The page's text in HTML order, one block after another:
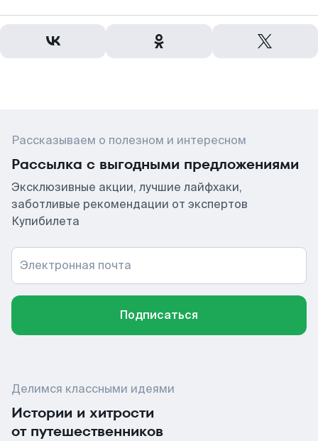
Рассказываем о полезном и интересном
Рассылка с выгодными предложениями
Эксклюзивные акции, лучшие лайфхаки,
заботливые рекомендации от экспертов
Купибилета
Электронная почта
Подписаться
Делимся классными идеями
Истории и хитрости
от путешественников